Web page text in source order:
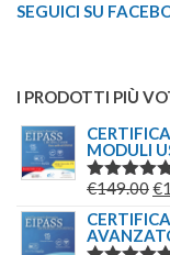
SEGUICI SU
I PRODOTTI PIÙ
MODULI
VALUTATO
€149.00IL
€